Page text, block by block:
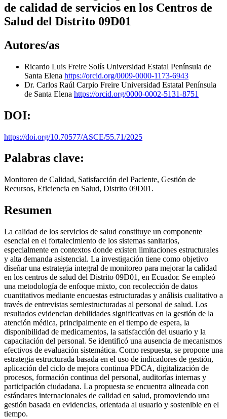
de calidad de servicios en los Centros de
Salud del Distrito 09D01
Autores/as
Ricardo Luis Freire Solís Universidad Estatal Península de
Santa Elena https://orcid.org/0009-0000-1173-6943
Dr. Carlos Raúl Carpio Freire Universidad Estatal Península
de Santa Elena https://orcid.org/0000-0002-5131-8751
DOI:
https://doi.org/10.70577/ASCE/55.71/2025
Palabras clave:
Monitoreo de Calidad, Satisfacción del Paciente, Gestión de
Recursos, Eficiencia en Salud, Distrito 09D01.
Resumen
La calidad de los servicios de salud constituye un componente
esencial en el fortalecimiento de los sistemas sanitarios,
especialmente en contextos donde existen limitaciones estructurales
y alta demanda asistencial. La investigación tiene como objetivo
diseñar una estrategia integral de monitoreo para mejorar la calidad
en los centros de salud del Distrito 09D01, en Ecuador. Se empleó
una metodología de enfoque mixto, con recolección de datos
cuantitativos mediante encuestas estructuradas y análisis cualitativo a
través de entrevistas semiestructuradas al personal de salud. Los
resultados evidencian debilidades significativas en la gestión de la
atención médica, principalmente en el tiempo de espera, la
disponibilidad de medicamentos, la satisfacción del usuario y la
capacitación del personal. Se identificó una ausencia de mecanismos
efectivos de evaluación sistemática. Como respuesta, se propone una
estrategia estructurada basada en el uso de indicadores de gestión,
aplicación del ciclo de mejora continua PDCA, digitalización de
procesos, formación continua del personal, auditorías internas y
participación ciudadana. La propuesta se encuentra alineada con
estándares internacionales de calidad en salud, promoviendo una
gestión basada en evidencias, orientada al usuario y sostenible en el
tiempo.